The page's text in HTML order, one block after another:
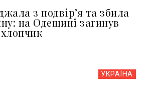
з подвір’я та збила
на Одещині загинув
УКРАЇНА